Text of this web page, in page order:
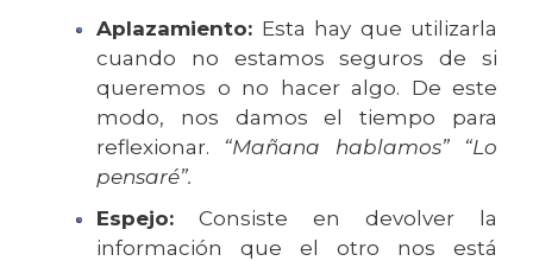
Aplazamiento: Esta hay que utilizarla
cuando no estamos seguros de si
queremos o no hacer algo. De este
modo, nos damos el tiempo para
reflexionar. “Mañana hablamos” “Lo
pensaré”.
Espejo: Consiste en devolver la
información que el otro nos está